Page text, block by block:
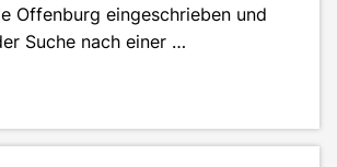
Offenburg eingeschrieben und
Suche nach einer …